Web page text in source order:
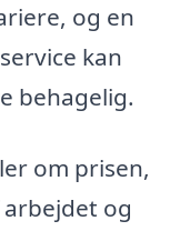
og en
kan
behagelig.
om prisen,
og